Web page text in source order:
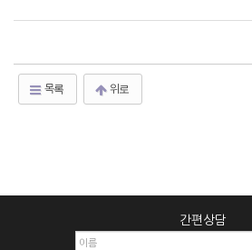
목록 위로
간편상담